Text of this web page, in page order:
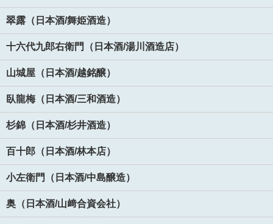
翠露（日本酒/舞姫酒造）
十六代九郎右衛門（日本酒/湯川酒造店）
山城屋（日本酒/越銘醸）
臥龍梅（日本酒/三和酒造）
杉錦（日本酒/杉井酒造）
百十郎（日本酒/林本店）
小左衛門（日本酒/中島醸造）
奥（日本酒/山﨑合資会社）